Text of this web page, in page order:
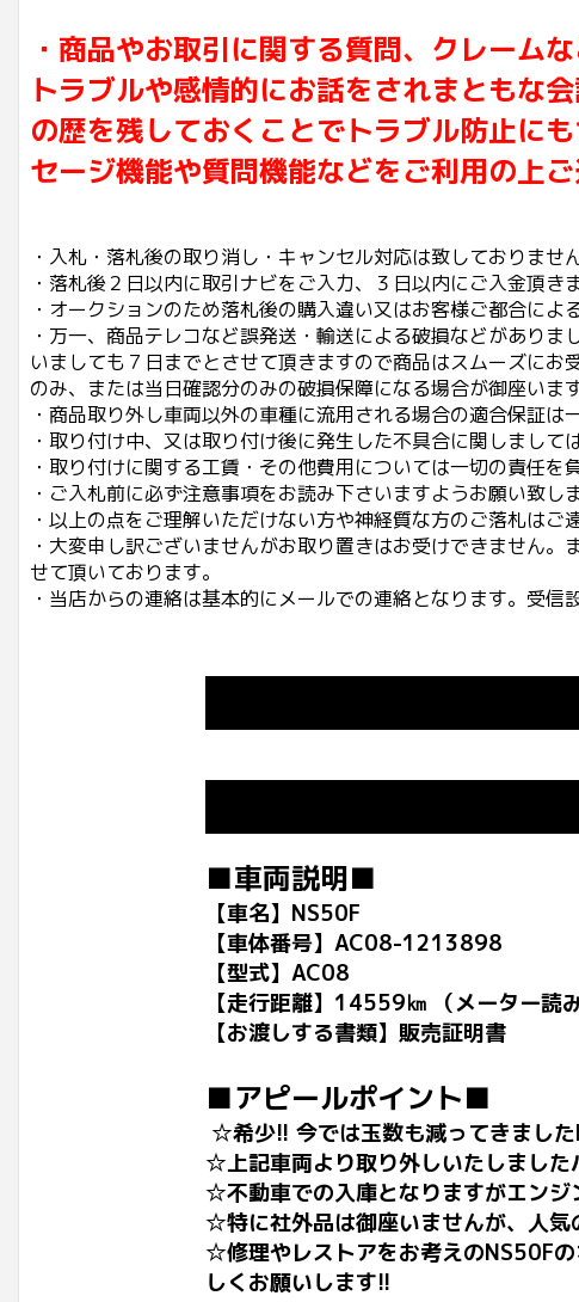
・商品やお取引に関する質問、クレーム
トラブルや感情的にお話をされまともな
の歴を残しておくことでトラブル防止に
セージ機能や質問機能などをご利用の上
・入札・落札後の取り消し・キャンセル対応は致しておりません
・落札後２日以内に取引ナビをご入力、３日以内にご入金頂き
・オークションのため落札後の購入違い又はお客様ご都合に
・万一、商品テレコなど誤発送・輸送による破損などがあり
いましても７日までとさせて頂きますので商品はスムーズに
のみ、または当日確認分のみの破損保障になる場合が御座いま
・商品取り外し車両以外の車種に流用される場合の適合保証
・取り付け中、又は取り付け後に発生した不具合に関しまして
・取り付けに関する工賃・その他費用については一切の責任を
・ご入札前に必ず注意事項をお読み下さいますようお願い致しま
・以上の点をご理解いただけない方や神経質な方のご落札はご
・大変申し訳ございませんがお取り置きはお受けできません
せて頂いております。
・当店からの連絡は基本的にメールでの連絡となります。受信
■車両説明■
【車名】NS50F
【車体番号】AC08-1213898
【型式】AC08
【走行距離】14559㎞ （メーター読み
【お渡しする書類】販売証明書
■アピールポイント■
☆希少!! 今では玉数も減ってきまし
☆上記車両より取り外しいたしました
☆不動車での入庫となりますがエンジ
☆特に社外品は御座いませんが、人気
☆修理やレストアをお考えのNS50F
しくお願いします!!